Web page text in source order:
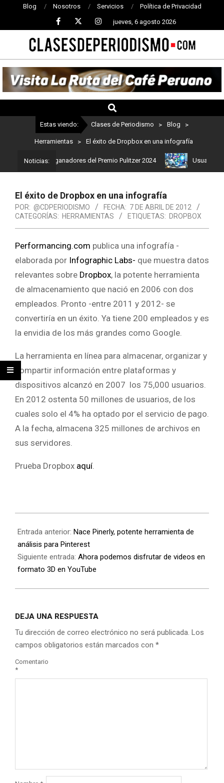
Blog Nosotros Servicios Política de Privacidad
jueves, 6 agosto 2026
CLASES
DE
PERIODISMO
Estas viendo: Clases de Periodismo > Blog >
Herramientas > El éxito de Dropbox en una infografía
Noticias:
son los ganadores del Premio Pulitzer 2024 Usuarios de
El éxito de Dropbox en una infografía
POR: @CDPERIODISMO FECHA: 7 DE ABRIL DE 2012
CATEGORÍAS: HERRAMIENTAS ETIQUETAS: DROPBOX
Performancing.com publica una infografía -
elaborada por Infographic Labs- que muestra datos
relevantes sobre Dropbox, la potente herramienta
de almacenamiento que nació en 2006 con dos
empleados. Pronto -entre 2011 y 2012- se
convertiría en un éxito. Ya tiene 200 empleados y es
la envidia de los más grandes como Google.
La herramienta en línea para almacenar, organizar y
compartir información entre plataformas y
dispositivos alcanzó en 2007 los 75,000 usuarios.
En 2012 ostenta 50 millones de usuarios, de los
cuales solo el 4% ha optado por el servicio de pago.
A la fecha, almacena 325 millones de archivos en
sus servidores.
Prueba Dropbox aquí
Entrada anterior: Nace Pinerly, potente herramienta de
análisis para Pinterest
Siguiente entrada: Ahora podemos disfrutar de videos en
formato 3D en YouTube
DEJA UNA RESPUESTA
Tu dirección de correo electrónico no será publicada. Los
campos obligatorios están marcados con *
Comentario
*